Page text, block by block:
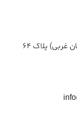
تهران, خیابان ولیعصر, کوچه دریابندری (ارمغان غربی) پلاک 64